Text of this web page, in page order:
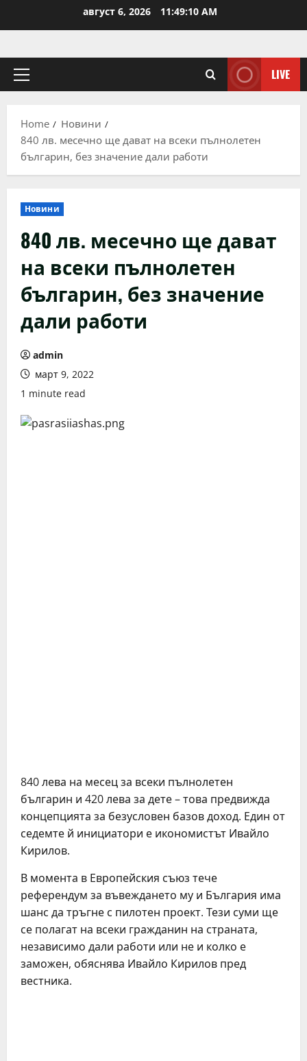
август 6, 2026 11:49:10 AM
Primary
LIVE
Home
Новини
840 лв. месечно ще дават на всеки пълнолетен
българин, без значение дали работи
Новини
840 лв. месечно ще дават
на всеки пълнолетен
българин, без значение
дали работи
admin
март 9, 2022
1 minute read
840 лева на месец за всеки пълнолетен
българин и 420 лева за дете – това предвижда
концепцията за безусловен базов доход. Един от
седемте й инициатори е икономистът Ивайло
Кирилов.
В момента в Европейския съюз тече
референдум за въвеждането му и България има
шанс да тръгне с пилотен проект. Тези суми ще
се полагат на всеки гражданин на страната,
независимо дали работи или не и колко е
заможен, обяснява Ивайло Кирилов пред
вестника.